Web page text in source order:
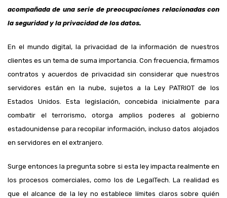
acompañada de una serie de preocupaciones relacionadas con
la seguridad y la privacidad de los datos.
En el mundo digital, la privacidad de la información de nuestros
clientes es un tema de suma importancia. Con frecuencia, firmamos
contratos y acuerdos de privacidad sin considerar que nuestros
servidores están en la nube, sujetos a la Ley PATRIOT de los
Estados Unidos. Esta legislación, concebida inicialmente para
combatir el terrorismo, otorga amplios poderes al gobierno
estadounidense para recopilar información, incluso datos alojados
en servidores en el extranjero.
Surge entonces la pregunta sobre si esta ley impacta realmente en
los procesos comerciales, como los de LegalTech. La realidad es
que el alcance de la ley no establece límites claros sobre quién